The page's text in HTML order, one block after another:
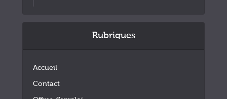
Rubriques
Accueil
Contact